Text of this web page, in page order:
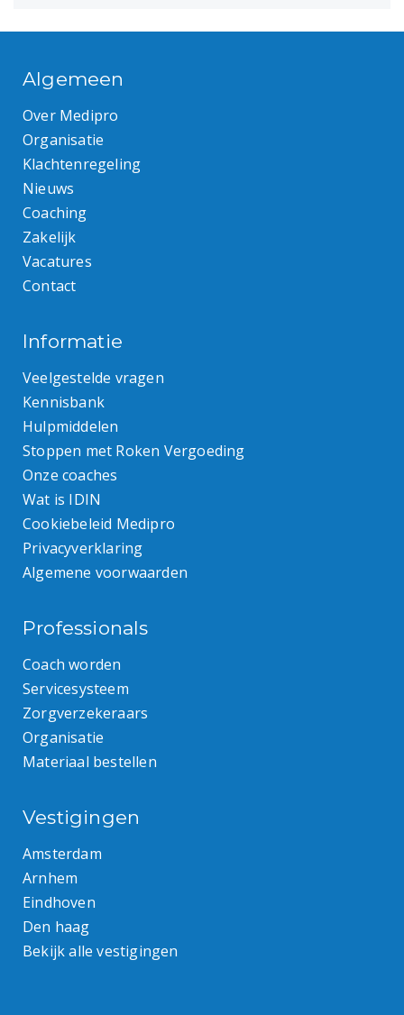
Algemeen
Over Medipro
Organisatie
Klachtenregeling
Nieuws
Coaching
Zakelijk
Vacatures
Contact
Informatie
Veelgestelde vragen
Kennisbank
Hulpmiddelen
Stoppen met Roken Vergoeding
Onze coaches
Wat is IDIN
Cookiebeleid Medipro
Privacyverklaring
Algemene voorwaarden
Professionals
Coach worden
Servicesysteem
Zorgverzekeraars
Organisatie
Materiaal bestellen
Vestigingen
Amsterdam
Arnhem
Eindhoven
Den haag
Bekijk alle vestigingen